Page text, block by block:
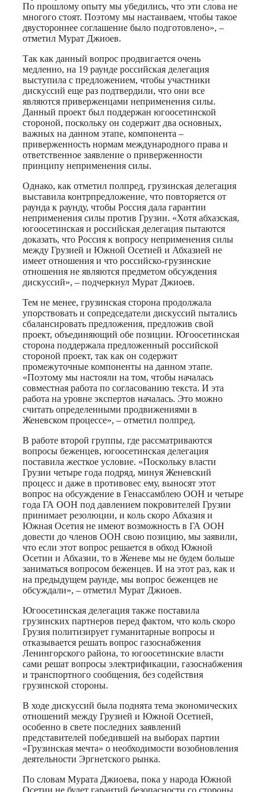
По прошлому опыту мы убедились, что эти слова не
многого стоят. Поэтому мы настаиваем, чтобы такое
двустороннее соглашение было подготовлено», –
отметил Мурат Джиоев.
Так как данный вопрос продвигается очень
медленно, на 19 раунде российская делегация
выступила с предложением, чтобы участники
дискуссий еще раз подтвердили, что они все
являются приверженцами неприменения силы.
Данный проект был поддержан югоосетинской
стороной, поскольку он содержит два основных,
важных на данном этапе, компонента –
приверженность нормам международного права и
ответственное заявление о приверженности
принципу неприменения силы.
Однако, как отметил полпред, грузинская делегация
выставила контрпредложение, что повторяется от
раунда к раунду, чтобы Россия дала гарантии
неприменения силы против Грузии. «Хотя абхазская,
югоосетинская и российская делегация пытаются
доказать, что Россия к вопросу неприменения силы
между Грузией и Южной Осетией и Абхазией не
имеет отношения и что российско-грузинские
отношения не являются предметом обсуждения
дискуссий», – подчеркнул Мурат Джиоев.
Тем не менее, грузинская сторона продолжала
упорствовать и сопредседатели дискуссий пытались
сбалансировать предложения, предложив свой
проект, объединяющий обе позиции. Югоосетинская
сторона поддержала предложенный российской
стороной проект, так как он содержит
промежуточные компоненты на данном этапе.
«Поэтому мы настояли на том, чтобы началась
совместная работа по согласованию текста. И эта
работа на уровне экспертов началась. Это можно
считать определенными продвижениями в
Женевском процессе», – отметил полпред.
В работе второй группы, где рассматриваются
вопросы беженцев, югоосетинская делегация
поставила жесткое условие. «Поскольку власти
Грузии четыре года подряд, минуя Женевский
процесс и даже в противовес ему, выносят этот
вопрос на обсуждение в Генассамблею ООН и четыре
года ГА ООН под давлением покровителей Грузии
принимает резолюции, и коль скоро Абхазия и
Южная Осетия не имеют возможность в ГА ООН
довести до членов ООН свою позицию, мы заявили,
что если этот вопрос решается в обход Южной
Осетии и Абхазии, то в Женеве мы не будем больше
заниматься вопросом беженцев. И на этот раз, как и
на предыдущем раунде, мы вопрос беженцев не
обсуждали», – отметил Мурат Джиоев.
Югоосетинская делегация также поставила
грузинских партнеров перед фактом, что коль скоро
Грузия политизирует гуманитарные вопросы и
отказывается решать вопрос газоснабжения
Ленингорского района, то югоосетинские власти
сами решат вопросы электрификации, газоснабжения
и транспортного сообщения, без содействия
грузинской стороны.
В ходе дискуссий была поднята тема экономических
отношений между Грузией и Южной Осетией,
особенно в свете последних заявлений
представителей победившей на выборах партии
«Грузинская мечта» о необходимости возобновления
деятельности Эргнетского рынка.
По словам Мурата Джиоева, пока у народа Южной
Осетии не будет гарантий безопасности со стороны